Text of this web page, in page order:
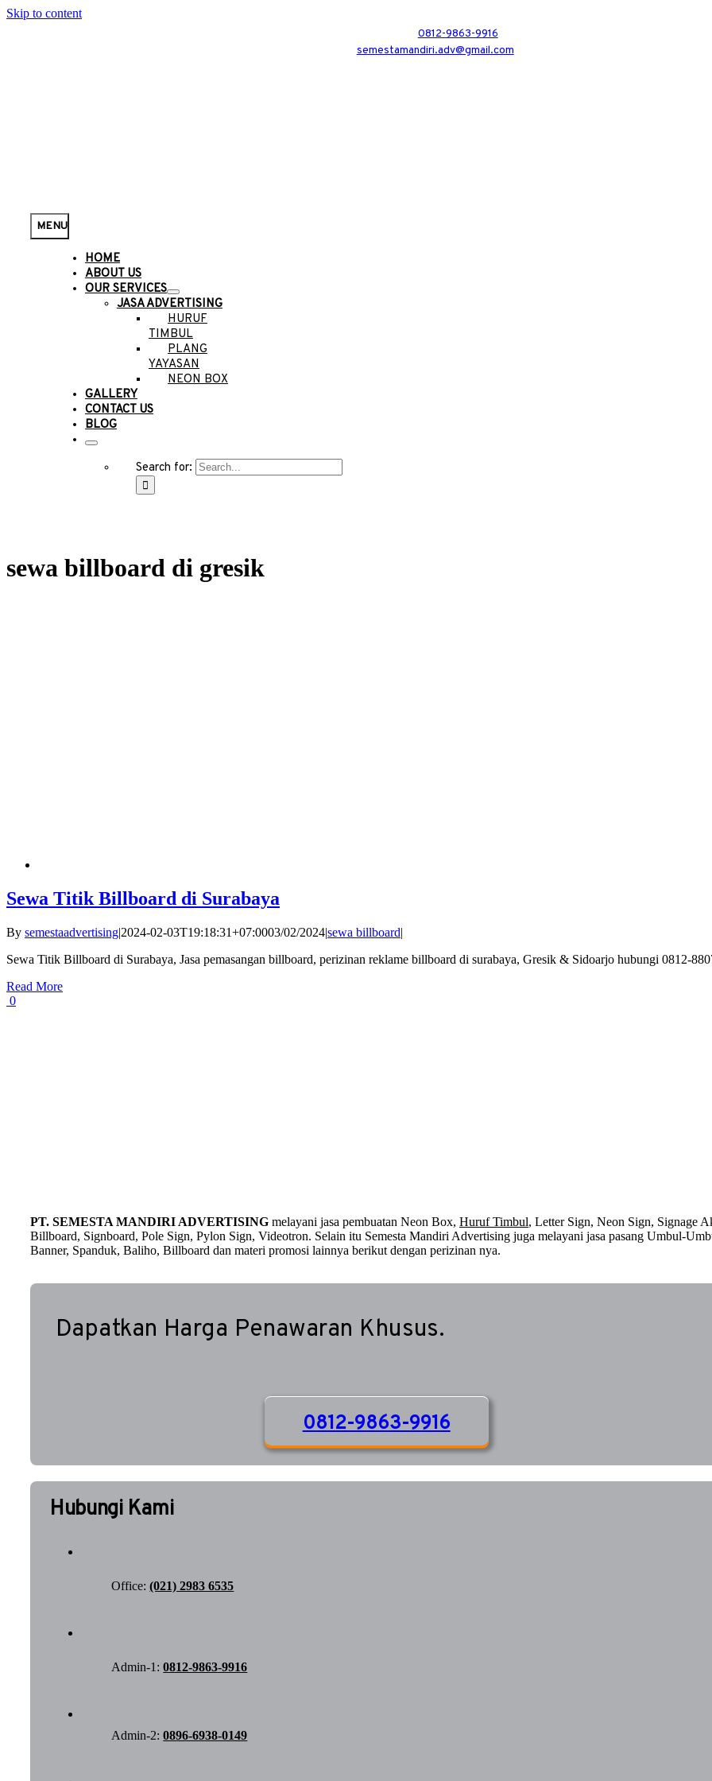
Skip to content
0812-9863-9916
semestamandiri.adv@gmail.com
MENU
HOME
ABOUT US
OUR SERVICES
JASA ADVERTISING
HURUF
TIMBUL
PLANG
YAYASAN
NEON BOX
GALLERY
CONTACT US
BLOG
Search for:
sewa billboard di gresik
Sewa Titik Billboard di Surabaya
By semestaadvertising|2024-02-03T19:18:31+07:0003/02/2024|sewa billboard|
Sewa Titik Billboard di Surabaya, Jasa pemasangan billboard, perizinan reklame billboard di surabaya, Gresik & Sidoarjo hubungi 0812-
Read More
0
PT. SEMESTA MANDIRI ADVERTISINGmelayani jasa pembuatan Neon Box, Huruf Timbul, Letter Sign, Neon Sign, Signage
Billboard, Signboard, Pole Sign, Pylon Sign, Videotron. Selain itu Semesta Mandiri Advertising juga melayani jasa pasang Umbul-
Banner, Spanduk, Baliho, Billboard dan materi promosi lainnya berikut dengan perizinan nya.
Dapatkan Harga Penawaran Khusus.
0812-9863-9916
Hubungi Kami
Office:(021) 2983 6535
Admin-1:0812-9863-9916
Admin-2:0896-6938-0149